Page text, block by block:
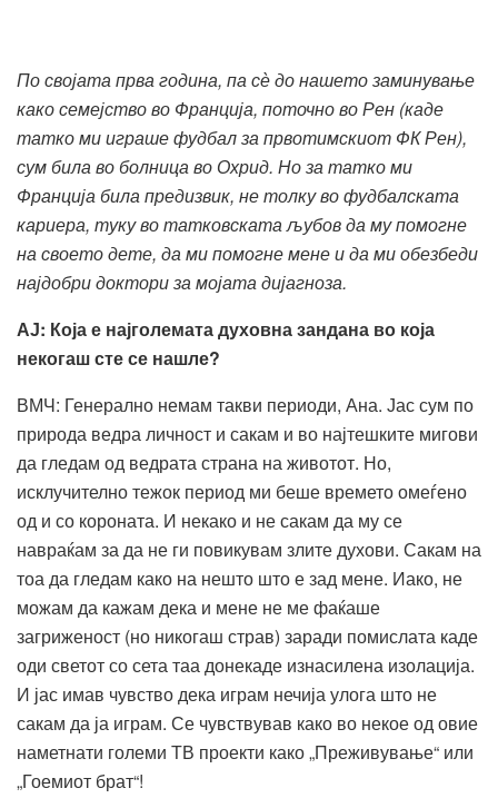
По својата прва година, па сѐ до нашето заминување
како семејство во Франција, поточно во Рен (каде
татко ми играше фудбал за првотимскиот ФК Рен),
сум била во болница во Охрид. Но за татко ми
Франција била предизвик, не толку во фудбалската
кариера, туку во татковската љубов да му помогне
на своето дете, да ми помогне мене и да ми обезбеди
најдобри доктори за мојата дијагноза.
АЈ: Која е најголематадуховназандана во која
некогаш сте се нашле?
ВМЧ: Генерално немам такви периоди, Ана. Јас сум по
природа ведра личност и сакам и во најтешките мигови
да гледам од ведрата страна на животот. Но,
исклучително тежок период ми беше времето омеѓено
од и со короната. И некако и не сакам да му се
навраќам за да не ги повикувам злите духови. Сакам на
тоа да гледам како на нешто што е зад мене. Иако, не
можам да кажам дека и мене не ме фаќаше
загриженост (но никогаш страв) заради помислата каде
оди светот со сета таа донекаде изнасилена изолација.
И јас имав чувство дека играм нечија улога што не
сакам да ја играм. Се чувствував како во некое од овие
наметнати големи ТВ проекти како „Преживување“ или
„Гоемиот брат“!